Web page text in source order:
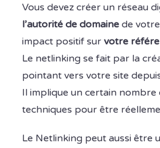
Vous devez créer un réseau
l’autorité de domaine de
impact positif sur votre
Le netlinking se fait par la
pointant vers votre site
Il implique un certain nombre
techniques pour être
Le Netlinking peut aussi être